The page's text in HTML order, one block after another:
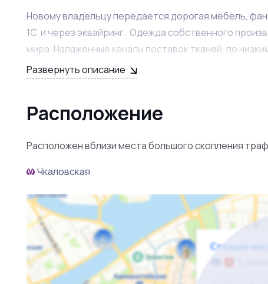
Новому владельцу передается дорогая мебель,
1С и через эквайринг. Одежда собственного
мира. Налаженные каналы поставок тканей, по
Огромный ассортимент товара, по ценам ниже чем у
обращайтесь по телефону.
Развернуть описание
Расположение
Расположен вблизи места большого скопления
Чкаловская